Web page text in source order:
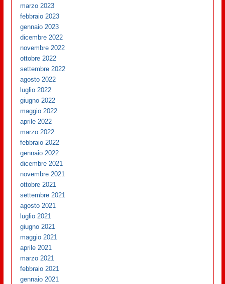
marzo 2023
febbraio 2023
gennaio 2023
dicembre 2022
novembre 2022
ottobre 2022
settembre 2022
agosto 2022
luglio 2022
giugno 2022
maggio 2022
aprile 2022
marzo 2022
febbraio 2022
gennaio 2022
dicembre 2021
novembre 2021
ottobre 2021
settembre 2021
agosto 2021
luglio 2021
giugno 2021
maggio 2021
aprile 2021
marzo 2021
febbraio 2021
gennaio 2021